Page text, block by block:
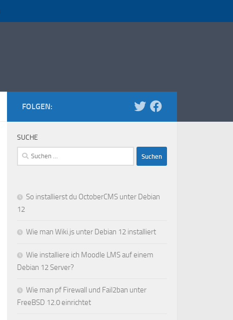
FOLGEN:
SUCHE
Suchen
nach:
So installierst du OctoberCMS unter Debian
12
Wie man Wiki.js unter Debian 12 installiert
Wie installiere ich Moodle LMS auf einem
Debian 12 Server?
Wie man pf Firewall und Fail2ban unter
FreeBSD 12.0 einrichtet